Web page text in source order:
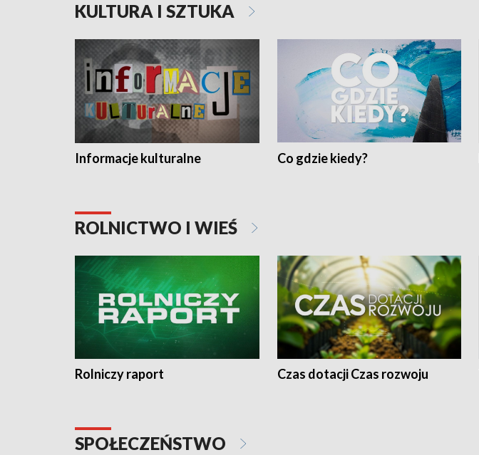
KULTURA I SZTUKA
Informacje kulturalne Co gdzie kiedy?
ROLNICTWO I WIEŚ
Rolniczy raport Czas dotacji Czas rozwoju
SPOŁECZEŃSTWO